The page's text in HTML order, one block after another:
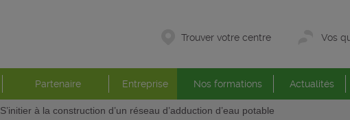
Trouver votre centre Vos
Partenaire Entreprise Nos formations Actualités
S’initier à la construction d’un réseau d’adduction d’eau potable